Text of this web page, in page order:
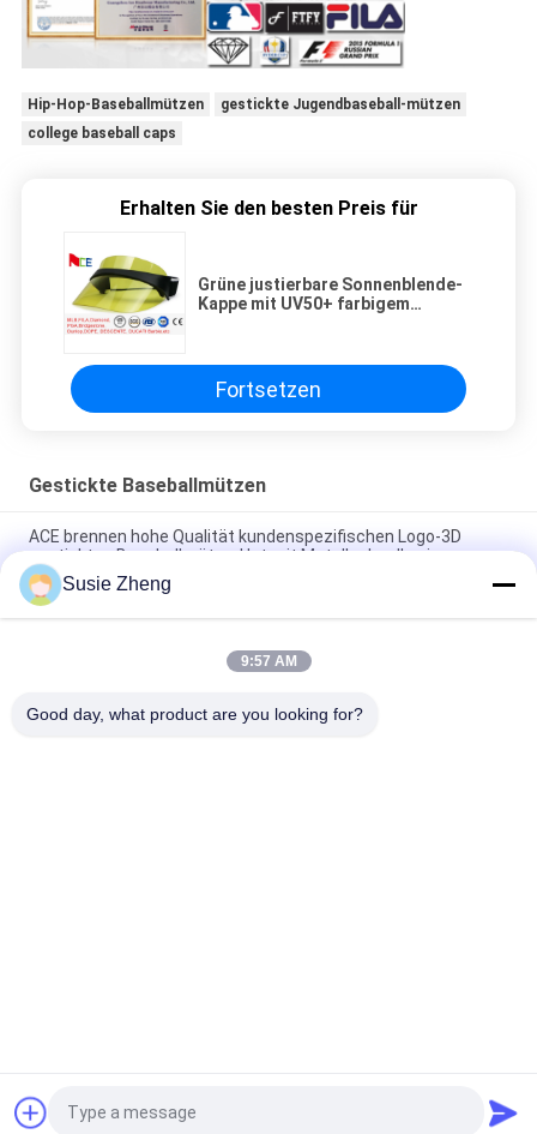
Hip-Hop-Baseballmützen
gestickte Jugendbaseball-mützen
college baseball caps
Erhalten Sie den besten Preis für
Grüne justierbare Sonnenblende-
Kappe mit UV50+ farbigem
Fortsetzen
Gestickte Baseballmützen
ACE brennen hohe Qualität kundenspezifischen Logo-3D
gestickten Baseballmütze-Hut mit Metallschnalle ein
Platten-Baseballmütze-fester klassischer sechs Platten-
unstrukturierter Vati-Hut 100% des Polyester-6
Fernlastfahrer gebogene Platten-Vati-Kappe des Rand-sechs
Fordern Sie ein Angebot
Susie Zheng
9:57 AM
Good day, what product are you looking for?